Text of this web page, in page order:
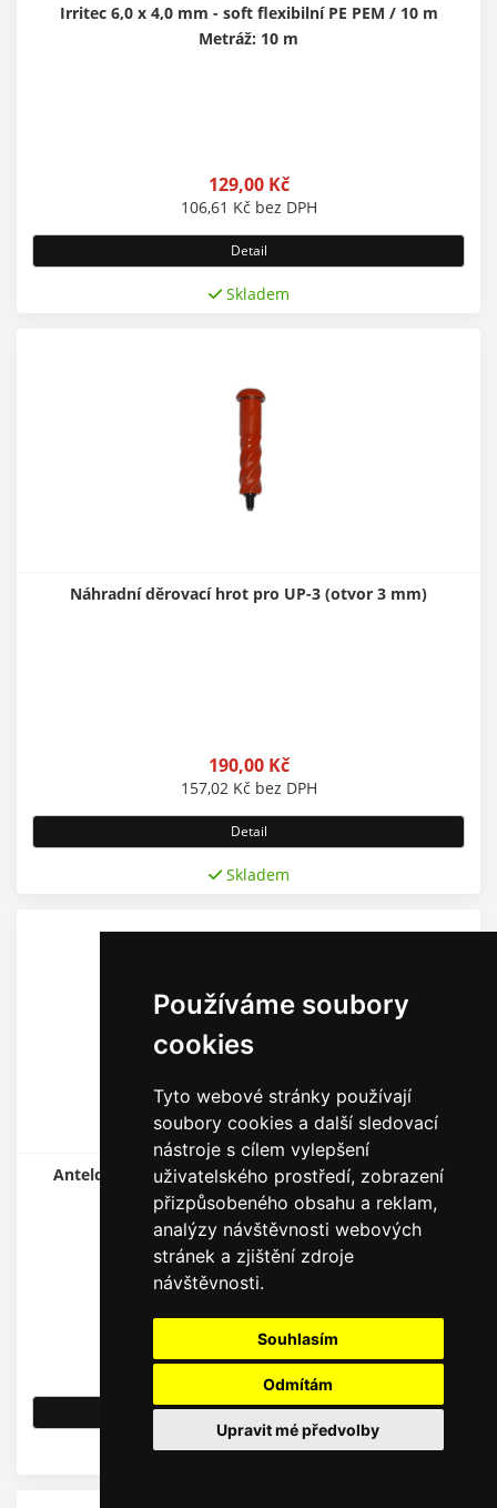
Používáme soubory
cookies
Tyto webové stránky používají
soubory cookies a další sledovací
nástroje s cílem vylepšení
uživatelského prostředí, zobrazení
přizpůsobeného obsahu a reklam,
analýzy návštěvnosti webových
stránek a zjištění zdroje
návštěvnosti.
Souhlasím
Odmítám
Upravit mé předvolby
Irritec 6,0 x 4,0 mm - soft flexibilní PE PEM / 10 m
Metráž: 10 m
129,00 Kč
106,61 Kč bez DPH
Detail
Skladem
Náhradní děrovací hrot pro UP-3 (otvor 3 mm)
190,00 Kč
157,02 Kč bez DPH
Detail
Skladem
Antelco Děrovač rozvodného potrubí (otvor 3 mm)
19,00Kč
15,70 Kčbez DPH
Detail
Skladem